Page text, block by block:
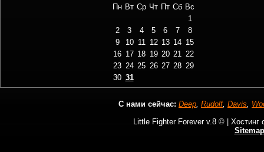
Пн Вт Ср Чт Пт Сб Вс
1
2
3 4 5 6 7
8
9
10 11 12 13 14 15
16 17 18 19 20 21
22
23 24 25 26 27 28 29
30 31
С нами сейчас: Deep Rudolf, Davis
Little Fighter Forever v.8 © | Хостинг